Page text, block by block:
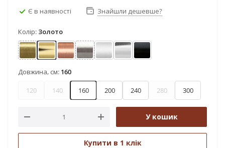
Є в наявності Знайшли дешевше?
Колір: Золото
АнтикЗолотоМідьНержавіюча сталь
Сатин Хром Чорний оксамит
Довжина, см: 160
120 140 160 200 240 280 300
У кошик
Купити в 1 клік